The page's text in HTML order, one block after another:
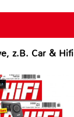
z.B. Car & Hifi